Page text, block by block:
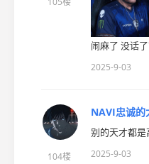
闹麻了 没话
2025-9-03
104楼
NAVI忠诚的
别的天才都
2025-9-03